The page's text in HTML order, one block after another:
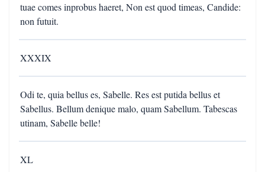
tuae comes inprobus haeret, Non est quod timeas, Candide:
non futuit.
XXXIX
Odi te, quia bellus es, Sabelle. Res est putida bellus et
Sabellus. Bellum denique malo, quam Sabellum. Tabescas
utinam, Sabelle belle!
XL